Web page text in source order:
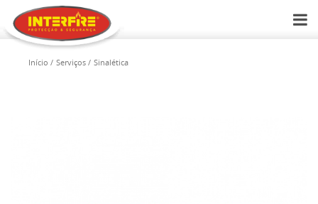
Início Serviços Sinalética